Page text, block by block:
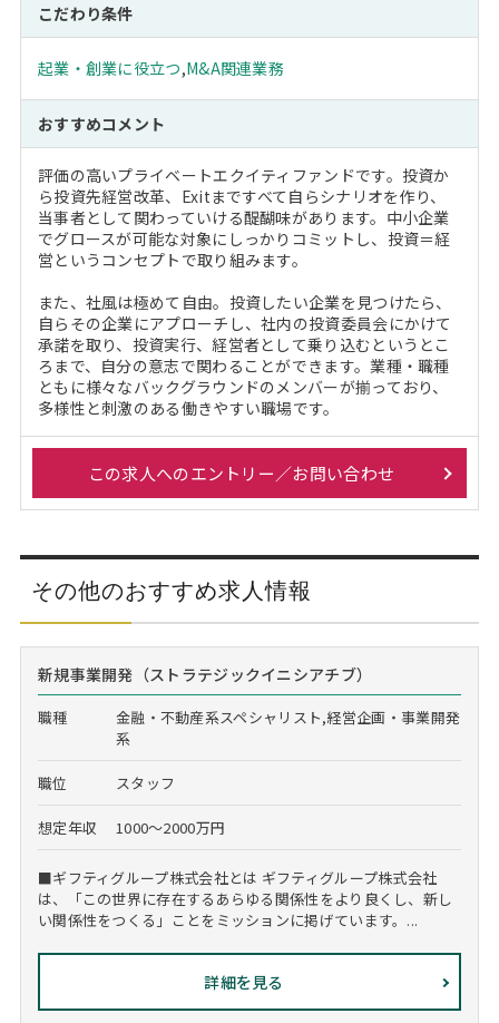
こだわり条件
起業・創業に役立つ,M&A関連業務
おすすめコメント
評価の高いプライベートエクイティファンドです。投資か
ら投資先経営改革、Exitまですべて自らシナリオを作り、
当事者として関わっていける醍醐味があります。中小企業
でグロースが可能な対象にしっかりコミットし、投資＝経
営というコンセプトで取り組みます。
また、社風は極めて自由。投資したい企業を見つけたら、
自らその企業にアプローチし、社内の投資委員会にかけて
承諾を取り、投資実行、経営者として乗り込むというとこ
ろまで、自分の意志で関わることができます。業種・職種
ともに様々なバックグラウンドのメンバーが揃っており、
多様性と刺激のある働きやすい職場です。
この求人へのエントリー／お問い合わせ
その他のおすすめ求人情報
新規事業開発（ストラテジックイニシアチブ）
職種
金融・不動産系スペシャリスト,経営企画・事業開発
系
職位 スタッフ
想定年収 1000～2000万円
■ギフティグループ株式会社とは ギフティグループ株式会社
は、「この世界に存在するあらゆる関係性をより良くし、新し
い関係性をつくる」ことをミッションに掲げています。...
詳細を見る